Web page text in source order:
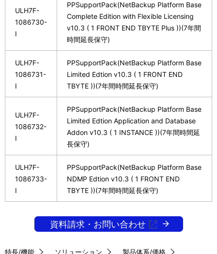
ULH7F-
1086730-
I
PPSupportPack(NetBackup Platform Base
Complete Edition with Flexible Licensing
v10.3 ( 1 FRONT END TBYTE Plus ))(7年間
時間延長保守)
ULH7F-
1086731-
I
PPSupportPack(NetBackup Platform Base
Limited Edtion v10.3 ( 1 FRONT END
TBYTE ))(7年間時間延長保守)
ULH7F-
1086732-
I
PPSupportPack(NetBackup Platform Base
Limited Edtion Application and Database
Addon v10.3 ( 1 INSTANCE ))(7年間時間延
長保守)
ULH7F-
1086733-
I
PPSupportPack(NetBackup Platform Base
NDMP Edtion v10.3 ( 1 FRONT END
TBYTE ))(7年間時間延長保守)
資料請求・お問い合わせ
特長/機能 ソリューション 製品体系/価格